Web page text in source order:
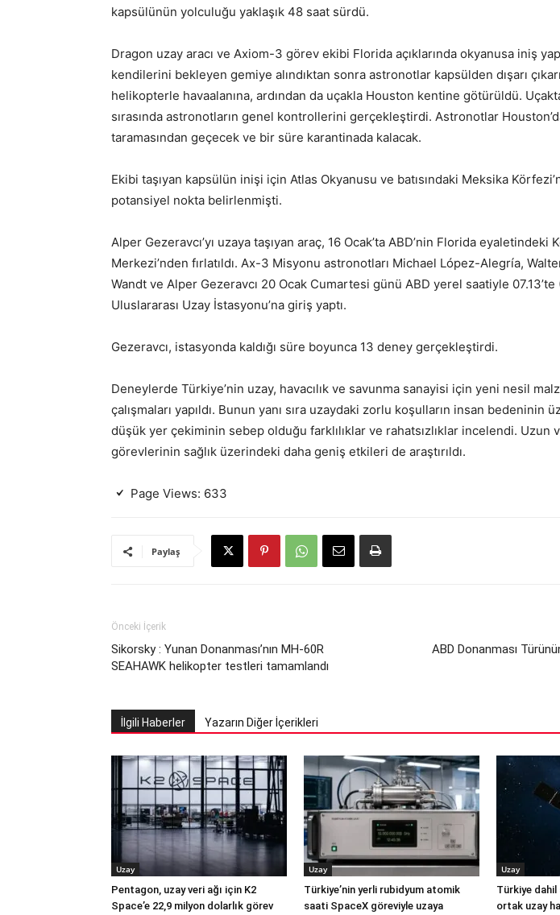
kapsülünün yolculuğu yaklaşık 48 saat sürdü.
Dragon uzay aracı ve Axiom-3 görev ekibi Florida açıklarında okyanusa iniş
kendilerini bekleyen gemiye alındıktan sonra astronotlar kapsülden dışarı
helikopterle havaalanına, ardından da uçakla Houston kentine götürüldü.
sırasında astronotların genel kontrollerini gerçekleştirdi. Astronotlar
taramasından geçecek ve bir süre karantinada kalacak.
Ekibi taşıyan kapsülün inişi için Atlas Okyanusu ve batısındaki Meksika
potansiyel nokta belirlenmişti.
Alper Gezeravcı’yı uzaya taşıyan araç, 16 Ocak’ta ABD’nin Florida eyaletindeki
Merkezi’nden fırlatıldı. Ax-3 Misyonu astronotları Michael López-Alegría,
Wandt ve Alper Gezeravcı 20 Ocak Cumartesi günü ABD yerel saatiyle 07.13’te
Uluslararası Uzay İstasyonu’na giriş yaptı.
Gezeravcı, istasyonda kaldığı süre boyunca 13 deney gerçekleştirdi.
Deneylerde Türkiye’nin uzay, havacılık ve savunma sanayisi için yeni nesil
çalışmaları yapıldı. Bunun yanı sıra uzaydaki zorlu koşulların insan bedeninin
düşük yer çekiminin sebep olduğu farklılıklar ve rahatsızlıklar incelendi. Uzun
görevlerinin sağlık üzerindeki daha geniş etkileri de araştırıldı.
Page Views: 633
Paylaş
Önceki İçerik
Sikorsky : Yunan Donanması’nın MH-60R
SEAHAWK helikopter testleri tamamlandı
ABD Donanması
İlgili Haberler Yazarın Diğer İçerikleri
Uzay
Pentagon, uzay veri ağı için K2
Space’e 22,9 milyon dolarlık görev
Uzay
Türkiye’nin yerli rubidyum atomik
saati SpaceX göreviyle uzaya
Uzay
Türkiye
ortak uzay